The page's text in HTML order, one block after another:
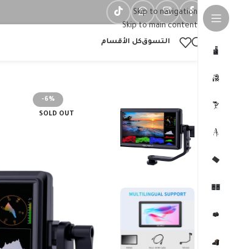
Skip to navigation
Skip to main content
التسوقكل الأقسام
-6%
SOLD OUT